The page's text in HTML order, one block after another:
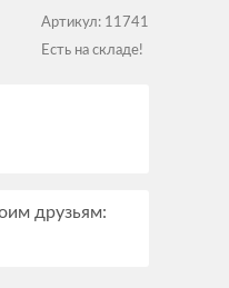
Артикул: 11741
Есть на складе!
друзьям: